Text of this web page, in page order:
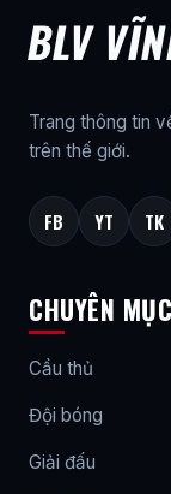
BLV
Trang thông tin
trên thế giới.
FB YT TK
CHUYÊN MỤC
Cầu thủ
Đội bóng
Giải đấu